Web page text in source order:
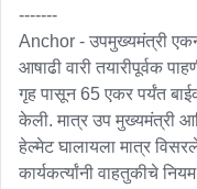
-------
Anchor - उपमुख्यमंत्री
आषाढी वारी तयारीपूर्वक
गृह पासून 65 एकर पर्यंत
केली. मात्र उप मुख्यमंत्री
हेल्मेट घालायला मात्र
कार्यकर्त्यांनी वाहतुकीचे